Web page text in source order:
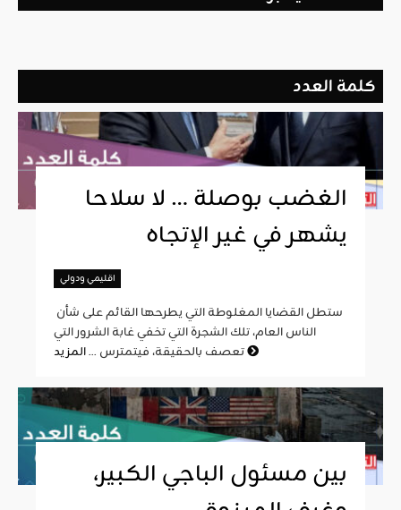
كلمة العدد
الغضب بوصلة … لا سلاحا
يشهر في غير الإتجاه
اقليمي ودولي
الناس العام، تلك الشجرة التي تخفي غابة الشرور التي
تعصف بالحقيقة، فيتمترس ...
بين مسئول الباجي الكبير،